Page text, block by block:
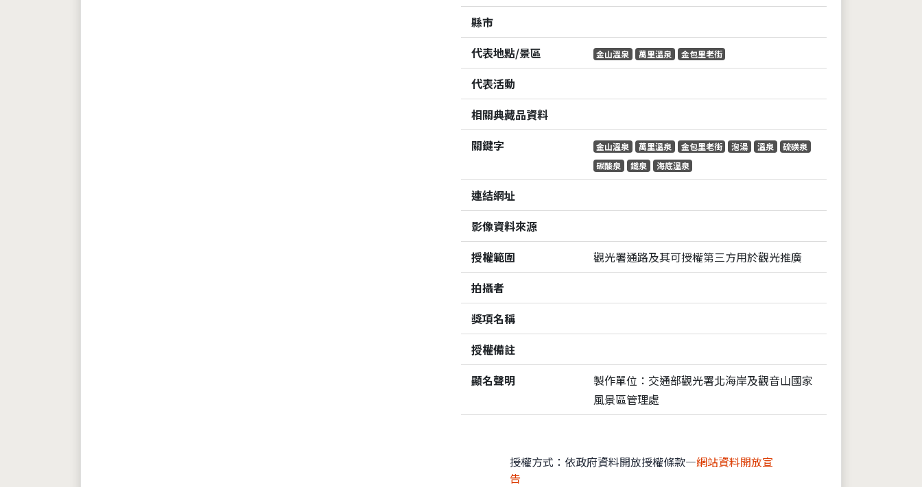
縣市
代表地點/景區
金山溫泉 萬里溫泉 金包里老街
代表活動
相關典藏品資料
關鍵字
金山溫泉 萬里溫泉 金包里老街 泡湯 溫泉
硫磺泉
碳酸泉
鐵泉 海底溫泉
連結網址
影像資料來源
授權範圍
觀光署通路及其可授權第三方用於觀光推廣
拍攝者
獎項名稱
授權備註
顯名聲明
製作單位：交通部觀光署北海岸及觀音山國家
風景區管理處
授權方式：依政府資料開放授權條款—網站資料開放宣
告